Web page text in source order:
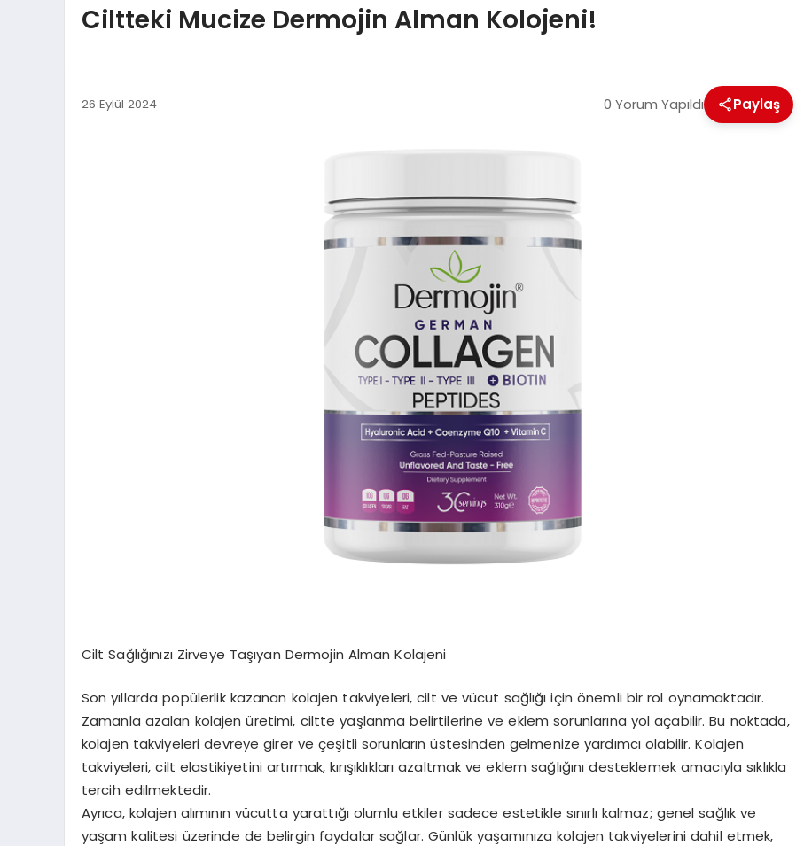
Ciltteki Mucize Dermojin Alman Kolojeni!
26 Eylül 2024 0 Yorum Yapıldı Paylaş
Cilt Sağlığınızı Zirveye Taşıyan Dermojin Alman Kolajeni
Son yıllarda popülerlik kazanan kolajen takviyeleri, cilt ve vücut sağlığı için önemli bir rol oynamaktadır.
Zamanla azalan kolajen üretimi, ciltte yaşlanma belirtilerine ve eklem sorunlarına yol açabilir. Bu noktada,
kolajen takviyeleri devreye girer ve çeşitli sorunların üstesinden gelmenize yardımcı olabilir. Kolajen
takviyeleri, cilt elastikiyetini artırmak, kırışıklıkları azaltmak ve eklem sağlığını desteklemek amacıyla sıklıkla
tercih edilmektedir.
Ayrıca, kolajen alımının vücutta yarattığı olumlu etkiler sadece estetikle sınırlı kalmaz; genel sağlık ve
yaşam kalitesi üzerinde de belirgin faydalar sağlar. Günlük yaşamınıza kolajen takviyelerini dahil etmek,